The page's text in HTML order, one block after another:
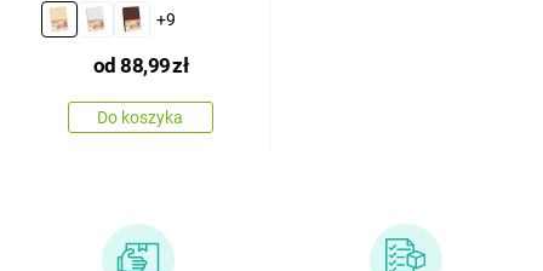
+9
od 88,99zł
Do koszyka